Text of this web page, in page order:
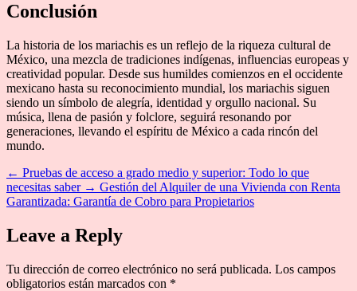
Conclusión
La historia de los mariachis es un reflejo de la riqueza cultural de
México, una mezcla de tradiciones indígenas, influencias europeas y
creatividad popular. Desde sus humildes comienzos en el occidente
mexicano hasta su reconocimiento mundial, los mariachis siguen
siendo un símbolo de alegría, identidad y orgullo nacional. Su
música, llena de pasión y folclore, seguirá resonando por
generaciones, llevando el espíritu de México a cada rincón del
mundo.
← Pruebas de acceso a grado medio y superior: Todo lo que
necesitas saber → Gestión del Alquiler de una Vivienda con Renta
Garantizada: Garantía de Cobro para Propietarios
Leave a Reply
Tu dirección de correo electrónico no será publicada. Los campos
obligatorios están marcados con *